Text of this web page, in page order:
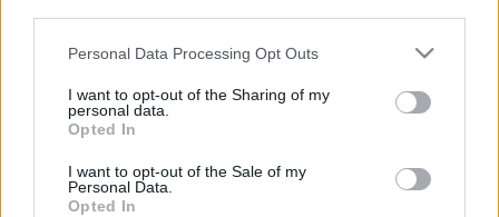
Please note that this website/app uses one or more Google
not limited to your visit or usage behaviour. You may click to
grant or deny consent to Google and its third-party tags to
use your data for below specified purposes in below Google
consent section.
Personal Data Processing Opt Outs
I want to opt-out of the Sharing of my
personal data.
Opted In
I want to opt-out of the Sale of my
Personal Data.
Opted In
Posibles cambios en la alineación
: Diego Martínez podría
Europa League.
Alarma en el Real Madrid. Toni